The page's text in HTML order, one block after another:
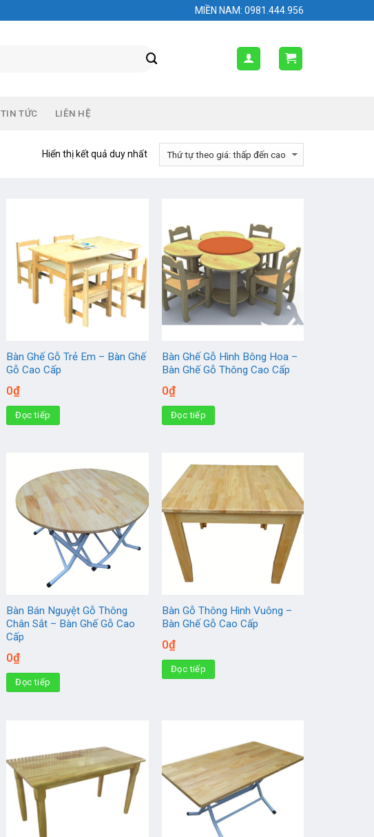
MIỀN NAM: 0981.444.956
TIN TỨC LIÊN HỆ
Hiển thị kết quả duy nhất
Bàn Ghế Gỗ Trẻ Em – Bàn Ghế
Gỗ Cao Cấp
0₫
Đọc tiếp
Bàn Ghế Gỗ Hình Bông Hoa –
Bàn Ghế Gỗ Thông Cao Cấp
0₫
Đọc tiếp
Bàn Bán Nguyệt Gỗ Thông
Chân Sắt – Bàn Ghế Gỗ Cao
Cấp
0₫
Đọc tiếp
Bàn Gỗ Thông Hình Vuông –
Bàn Ghế Gỗ Cao Cấp
0₫
Đọc tiếp